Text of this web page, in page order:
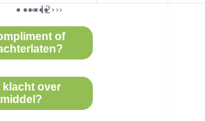
‹‹‹12›››
of
klacht over